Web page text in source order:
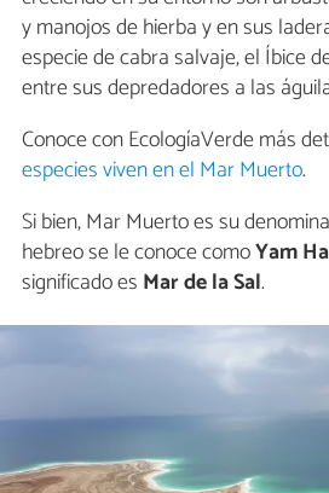
y manojos de hierba y en sus
especie de cabra salvaje, el Íbice
entre sus depredadores a las
Conoce con EcologíaVerde más
especies viven en el Mar Muerto.
Si bien, Mar Muerto es su
hebreo se le conoce comoYam
significado es Mar de la Sal.